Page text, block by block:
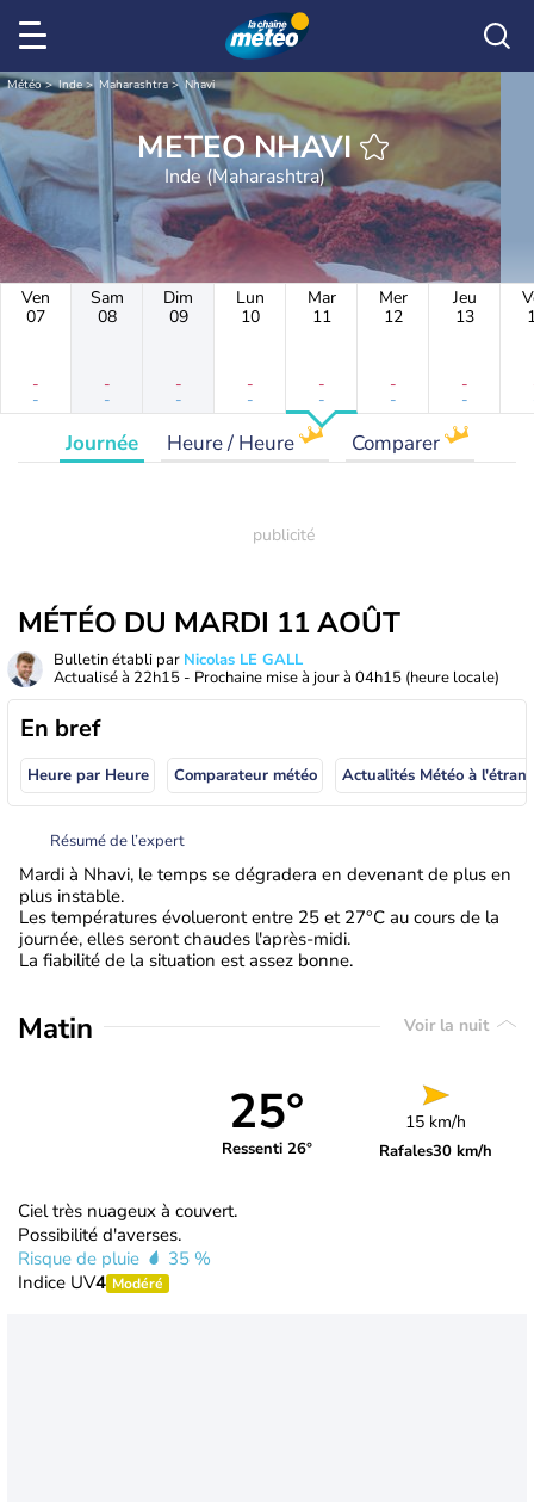
Météo Inde Maharashtra Nhavi
METEO NHAVI
Inde (Maharashtra)
Ven
07
-
-
Sam
08
-
-
Dim
09
-
-
Lun
10
-
-
Mar
11
-
-
Mer
12
-
-
Jeu
13
-
-
Journée Heure / Heure Comparer
MÉTÉO DU MARDI 11 AOÛT
Bulletin établi par Nicolas LE GALL
Actualisé à 22h15 - Prochaine mise à jour à 04h15 (heure locale)
En bref
Heure par Heure Comparateur météo
Résumé de l’expert
Mardi à Nhavi, le temps se dégradera en devenant de plus en
plus instable.
Les températures évolueront entre 25 et 27°C au cours de la
journée, elles seront chaudes l'après-midi.
La fiabilité de la situation est assez bonne.
Matin Voir la nuit
25°
Ressenti 26°
15 km/h
Rafales30 km/h
Ciel très nuageux à couvert.
Possibilité d'averses.
Risque de pluie
35 %
Indice UV4 Modéré